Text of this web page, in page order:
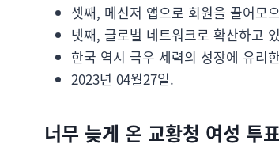
셋째, 메신저 앱으로 회원을 끌어모
넷째, 글로벌 네트워크로 확산하고
한국 역시 극우 세력의 성장에 유리
2023년 04월27일.
너무 늦게 온 교황청 여성 투